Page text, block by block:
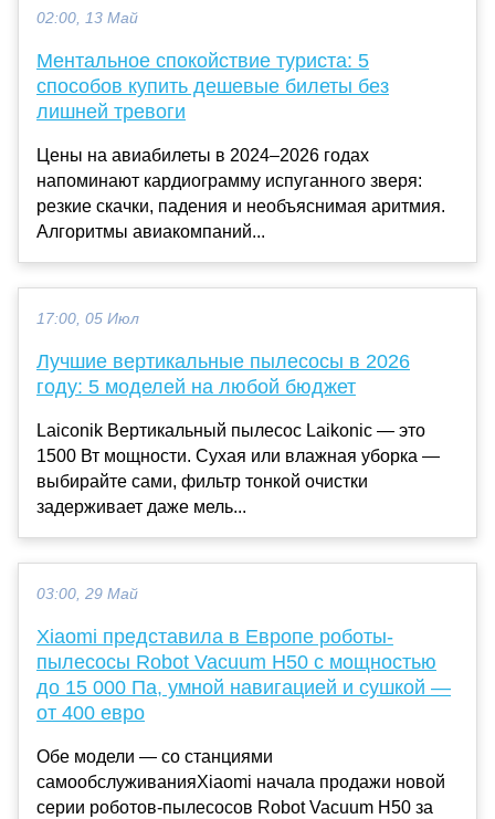
02:00, 13 Май
Ментальное спокойствие туриста: 5
способов купить дешевые билеты без
лишней тревоги
Цены на авиабилеты в 2024–2026 годах
напоминают кардиограмму испуганного зверя:
резкие скачки, падения и необъяснимая аритмия.
Алгоритмы авиакомпаний...
17:00, 05 Июл
Лучшие вертикальные пылесосы в 2026
году: 5 моделей на любой бюджет
Laiconik Вертикальный пылесос Laikonic — это
1500 Вт мощности. Сухая или влажная уборка —
выбирайте сами, фильтр тонкой очистки
задерживает даже мель...
03:00, 29 Май
Xiaomi представила в Европе роботы-
пылесосы Robot Vacuum H50 с мощностью
до 15 000 Па, умной навигацией и сушкой —
от 400 евро
Обе модели — со станциями
самообслуживанияXiaomi начала продажи новой
серии роботов-пылесосов Robot Vacuum H50 за